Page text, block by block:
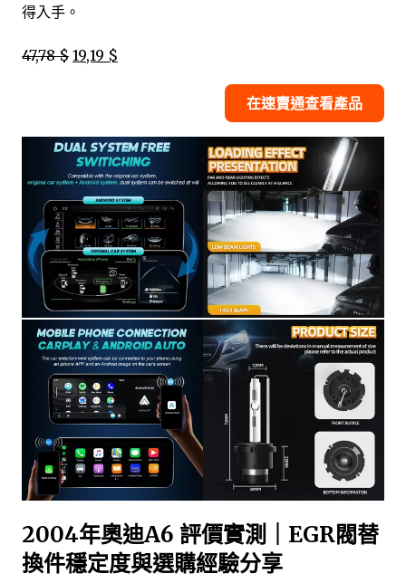
得入手。
47,78 $ 19,19 $
在速賣通查看產品
2004年奧迪A6 評價實測｜EGR閥替
換件穩定度與選購經驗分享